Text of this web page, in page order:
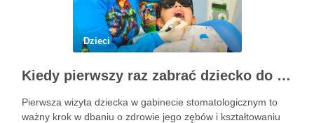
Dzieci
Kiedy pierwszy raz zabrać dziecko do dentysty? Wskazówki dla rodziców
Pierwsza wizyta dziecka w gabinecie stomatologicznym to
ważny krok w dbaniu o zdrowie jego zębów i kształtowaniu